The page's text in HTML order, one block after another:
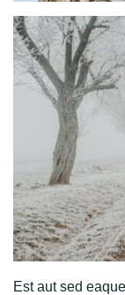
Est aut sed